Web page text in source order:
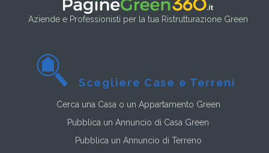
Aziende e Professionisti per la tua Ristrutturazione Green
Scegliere Case e Terreni
Cerca una Casa o un Appartamento Green
Pubblica un Annuncio di Casa Green
Pubblica un Annuncio di Terreno